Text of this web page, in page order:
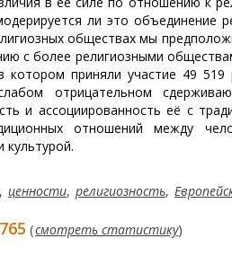
ли это объединение
обществах мы
с более религиозными
котором приняли участие 49
отрицательном
и ассоциированность её с
отношений между
культурой.
, ценности, религиозность,
(смотреть статистику)